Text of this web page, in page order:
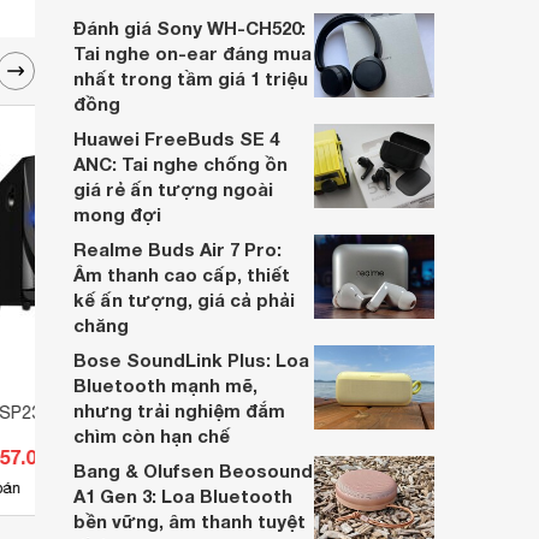
- 2.1
đ
Loa Isound SP235B - 2.1
Chưa có nơi bán
dựa trên nhu cầu và sở thích cá nhân. Cả
hai đều là sản phẩm chất lượng cao,
nhưng hướng tới đối tượng khách hàng
khác nhau.
Đánh giá Sony WH-CH520:
Tai nghe on-ear đáng mua
nhất trong tầm giá 1 triệu
đồng
Huawei FreeBuds SE 4
ANC: Tai nghe chống ồn
giá rẻ ấn tượng ngoài
mong đợi
Realme Buds Air 7 Pro:
Âm thanh cao cấp, thiết
kế ấn tượng, giá cả phải
chăng
Bose SoundLink Plus: Loa
Bluetooth mạnh mẽ,
nhưng trải nghiệm đắm
chìm còn hạn chế
Bang & Olufsen Beosound
A1 Gen 3: Loa Bluetooth
bền vững, âm thanh tuyệt